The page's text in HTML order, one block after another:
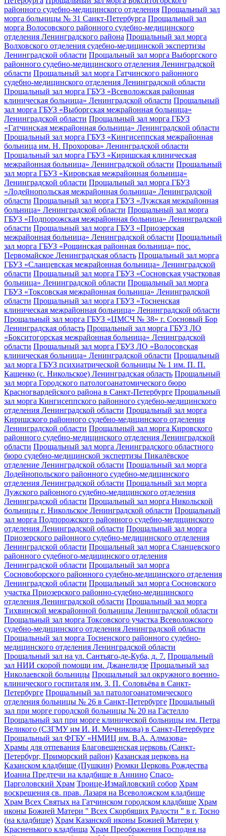
районного судебно-медицинского отделения Прощальный зал
морга больницы № 31 Санкт-Петербурга Прощальный зал
морга Волосовского районного судебно-медицинского
отделения Ленинградского района Прощальный зал морга
Волховского отделения судебно-медицинской экспертизы
Ленинградской области Прощальный зал морга Выборгского
районного судебно-медицинского отделения Ленинградской
области Прощальный зал морга Гатчинского районного
судебно-медицинского отделения Ленинградской области
Прощальный зал морга ГБУЗ «Всеволожская районная
клиническая больница» Ленинградской области Прощальный
зал морга ГБУЗ «Выборгская межрайонная больница»
Ленинградской области Прощальный зал морга ГБУЗ
«Гатчинская межрайонная больница» Ленинградской области
Прощальный зал морга ГБУЗ «Кингисеппская межрайонная
больница им. Н. Прохорова» Ленинградской области
Прощальный зал морга ГБУЗ «Киришская клиническая
межрайонная больница» Ленинградской области Прощальный
зал морга ГБУЗ «Кировская межрайонная больница»
Ленинградской области Прощальный зал морга ГБУЗ
«Лодейнопольская межрайонная больница» Ленинградской
области Прощальный зал морга ГБУЗ «Лужская межрайонная
больница» Ленинградской области Прощальный зал морга
ГБУЗ «Подпорожская межрайонная больница» Ленинградской
области Прощальный зал морга ГБУЗ «Приозерская
межрайонная больница» Ленинградской области Прощальный
зал морга ГБУЗ «Рощинская районная больница» пос.
Первомайское Ленинградская область Прощальный зал морга
ГБУЗ «Сланцевская межрайонная больница» Ленинградской
области Прощальный зал морга ГБУЗ «Сосновская участковая
больница» Ленинградской области Прощальный зал морга
ГБУЗ «Токсовская межрайонная больница» Ленинградской
области Прощальный зал морга ГБУЗ «Тосненская
клиническая межрайонная больница» Ленинградской области
Прощальный зал морга ГБУЗ «ЦМСЧ № 38» г. Сосновый Бор
Ленинградская область Прощальный зал морга ГБУЗ ЛО
«Бокситогорская межрайонная больница» Ленинградской
области Прощальный зал морга ГБУЗ ЛО «Волосовская
клиническая больница» Ленинградской области Прощальный
зал морга ГБУЗ психиатрической больницы № 1 им. П. П.
Кащенко (с. Никольское) Ленинградская область Прощальный
зал морга Городского патологоанатомического бюро
Красногвардейского района в Санкт-Петербурге Прощальный
зал морга Кингисеппского районного судебно-медицинского
отделения Ленинградской области Прощальный зал морга
Киришского районного судебно-медицинского отделения
Ленинградской области Прощальный зал морга Кировского
районного судебно-медицинского отделения Ленинградской
области Прощальный зал морга Ленинградского областного
бюро судебно-медицинской экспертизы Пикалёвское
отделение Ленинградской области Прощальный зал морга
Лодейнопольского районного судебно-медицинского
отделения Ленинградской области Прощальный зал морга
Лужского районного судебно-медицинского отделения
Ленинградской области Прощальный зал морга Никольской
больницы г. Никольское Ленинградской области Прощальный
зал морга Подпорожского районного судебно-медицинского
отделения Ленинградской области Прощальный зал морга
Приозерского районного судебно-медицинского отделения
Ленинградской области Прощальный зал морга Сланцевского
районного судебного-медицинского отделения
Ленинградской области Прощальный зал морга
Сосновоборского районного судебно-медицинского отделения
Ленинградской области Прощальный зал морга Сосновского
участка Приозерского районно-судебно-медицинского
отделения Ленинградской области Прощальный зал морга
Тихвинской межрайонной больницы Ленинградской области
Прощальный зал морга Токсовского участка Всеволожского
судебно-медицинского отделения Ленинградской области
Прощальный зал морга Тосненского районного судебно-
медицинского отделения Ленинградской области
Прощальный зал на ул. Сантьяго-де-Куба, д. 7. Прощальный
зал НИИ скорой помощи им. Джанелидзе Прощальный зал
Николаевской больницы Прощальный зал окружного военно-
клинического госпиталя им. З. П. Соловьёва в Санкт-
Петербурге Прощальный зал патологоанатомического
отделения больницы № 26 в Санкт-Петербурге Прощальный
зал при морге городской больницы № 20 на Гастелло
Прощальный зал при морге клинической больницы им. Петра
Великого (СЗГМУ им И. И. Мечникова) в Санкт-Петербурге
Прощальный зал ФГБУ «НМИЦ им. В.А. Алмазова»
Храмы для отпевания Благовещенская церковь (Санкт-
Петербург, Приморский район) Казанская церковь на
Казанском кладбище (Пушкин) Рюмки Церковь Рождества
Иоанна Предтечи на кладбище в Аннино Спасо-
Парголовский Храм Троице-Измайловский собор Храм
воскрешения св. прав. Лазаря на Всеволожском кладбище
Храм Всех Святых на Гатчинском городском кладбище Храм
иконы Божией Матери " Всех Скорбящих Радости " в г. Тосно
(на кладбище) Храм Казанской иконы Божией Матери у
Красненького кладбища Храм Преображения Господня на